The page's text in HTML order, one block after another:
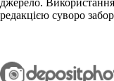
джерело.
редакцією суворо